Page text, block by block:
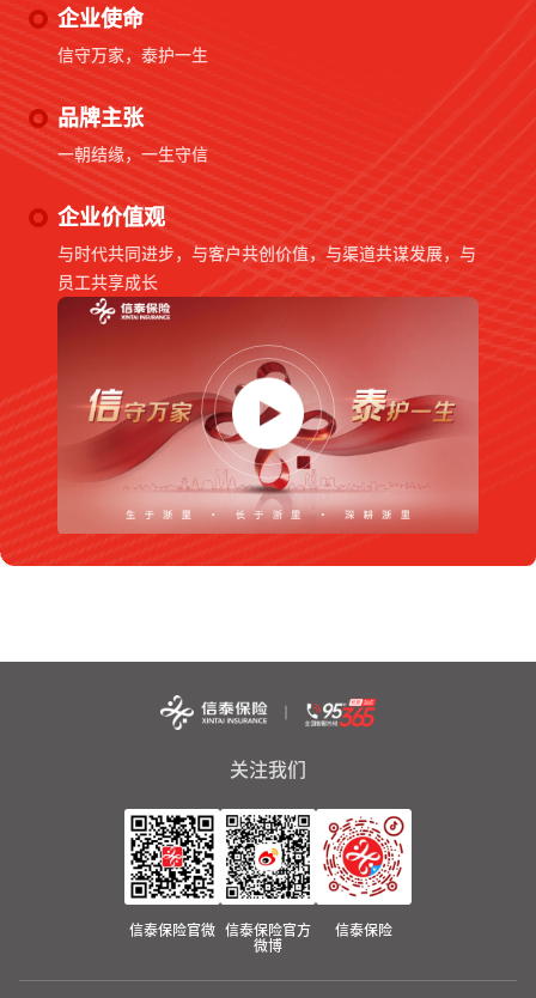
企业使命
信守万家，泰护一生
品牌主张
一朝结缘，一生守信
企业价值观
与时代共同进步，与客户共创价值，与渠道共谋发展，与
员工共享成长
关注我们
信泰保险官微
信泰保险官方
微博
信泰保险